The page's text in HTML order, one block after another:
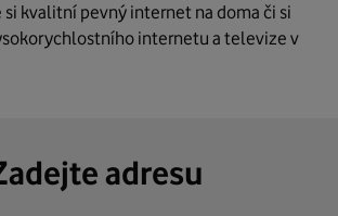
si kvalitní pevný internet na doma či si
internetu a televize v
adresu